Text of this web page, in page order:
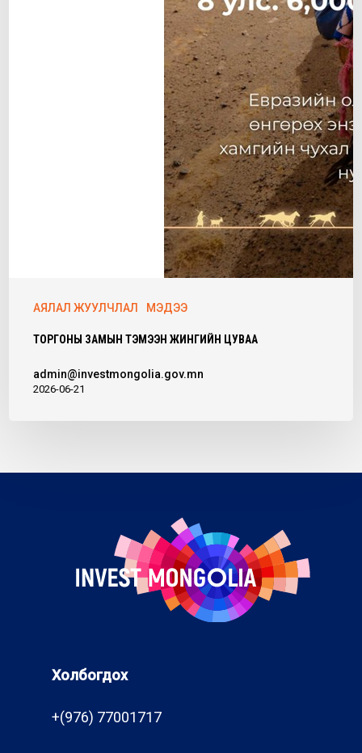
АЯЛАЛ ЖУУЛЧЛАЛ МЭДЭЭ
ТОРГОНЫ ЗАМЫН ТЭМЭЭН ЖИНГИЙН ЦУВАА
admin@investmongolia.gov.mn
2026-06-21
Холбогдох
+(976) 77001717